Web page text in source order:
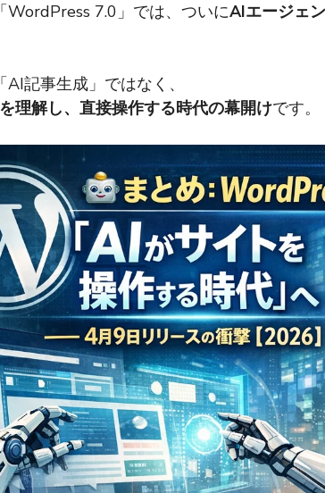
WordPress 7.0」では、ついにAIエージェ
記事生成」ではなく、
理解し、直接操作する時代の幕開けです。